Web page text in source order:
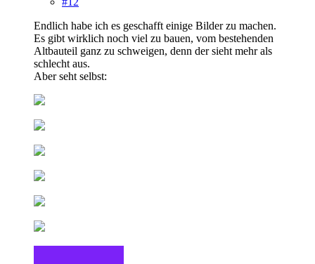
Endlich habe ich es geschafft einige Bilder zu machen.
Es gibt wirklich noch viel zu bauen, vom bestehenden
Altbauteil ganz zu schweigen, denn der sieht mehr als
schlecht aus.
Aber seht selbst: